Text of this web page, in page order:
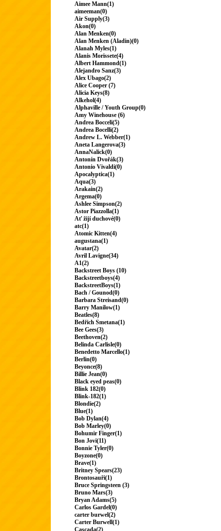
Aimee Mann(1)
aimeeman(0)
Air Supply(3)
Akon(0)
Alan Menken(0)
Alan Menken (Aladin)(0)
Alanah Myles(1)
Alanis Morissete(4)
Albert Hammond(1)
Alejandro Sanz(3)
Alex Ubago(2)
Alice Cooper (7)
Alicia Keys(8)
Alkehol(4)
Alphaville / Youth Group(0)
Amy Winehouse (6)
Andrea Bocceli(5)
Andrea Bocelli(2)
Andrew L. Webber(1)
Aneta Langerova(3)
AnnaNalick(0)
Antonín Dvořák(3)
Antonio Vivaldi(0)
Apocalyptica(1)
Aqua(3)
Arakain(2)
Argema(0)
Ashlee Simpson(2)
Astor Piazzolla(1)
Ať žijí duchové(0)
atc(1)
Atomic Kitten(4)
augustana(1)
Avatar(2)
Avril Lavigne(34)
A1(2)
Backstreet Boys (10)
Backstreetboys(4)
BackstreetBoys(1)
Bach / Gounod(0)
Barbara Streisand(0)
Barry Manilow(1)
Beatles(8)
Bedřich Smetana(1)
Bee Gees(3)
Beethoven(2)
Belinda Carlisle(0)
Benedetto Marcello(1)
Berlin(0)
Beyonce(8)
Billie Jean(0)
Black eyed peas(0)
Blink 182(0)
Blink-182(1)
Blondie(2)
Blue(1)
Bob Dylan(4)
Bob Marley(0)
Bohumir Finger(1)
Bon Jovi(11)
Bonnie Tyler(0)
Boyzone(0)
Brave(1)
Britney Spears(23)
Brontosauři(1)
Bruce Springsteen (3)
Bruno Mars(3)
Bryan Adams(5)
Carlos Gardel(0)
carter burwel(2)
Carter Burwell(1)
Cascada(2)